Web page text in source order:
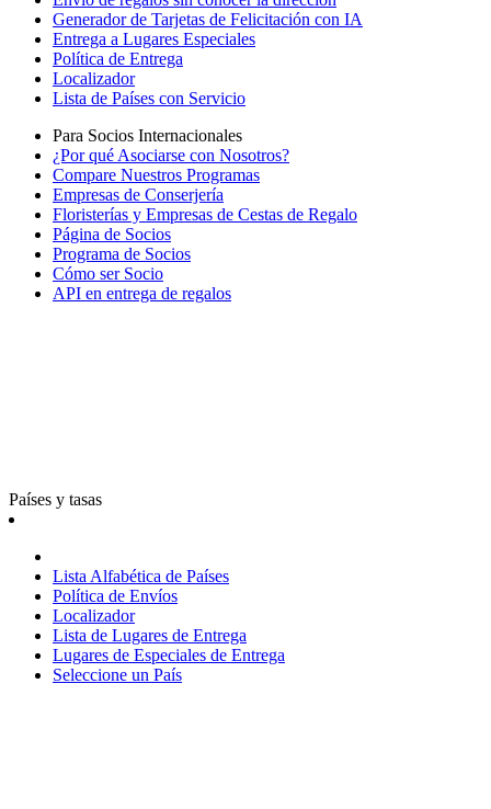
Generador de Tarjetas de Felicitación con IA
Entrega a Lugares Especiales
Política de Entrega
Localizador
Lista de Países con Servicio
Para Socios Internacionales
¿Por qué Asociarse con Nosotros?
Compare Nuestros Programas
Empresas de Conserjería
Floristerías y Empresas de Cestas de Regalo
Página de Socios
Programa de Socios
Cómo ser Socio
API en entrega de regalos
Países y tasas
Lista Alfabética de Países
Política de Envíos
Localizador
Lista de Lugares de Entrega
Lugares de Especiales de Entrega
Seleccione un País